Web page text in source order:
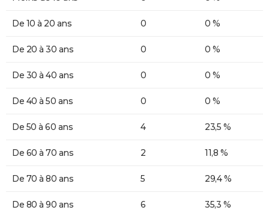
De 10 à 20 ans 0 0 %
De 20 à 30 ans 0 0 %
De 30 à 40 ans 0 0 %
De 40 à 50 ans 0 0 %
De 50 à 60 ans 4 23,5 %
De 60 à 70 ans 2 11,8 %
De 70 à 80 ans 5 29,4 %
De 80 à 90 ans 6 35,3 %